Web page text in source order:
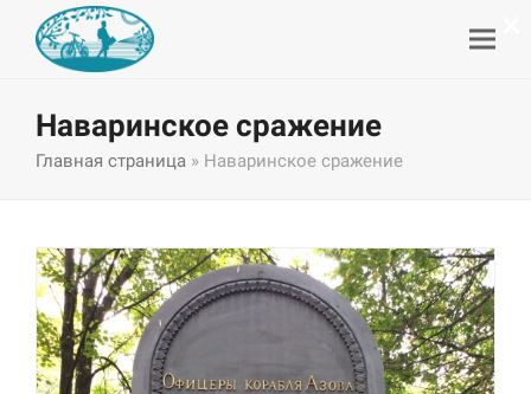
Наваринское сражение
Главная страница » Наваринское сражение